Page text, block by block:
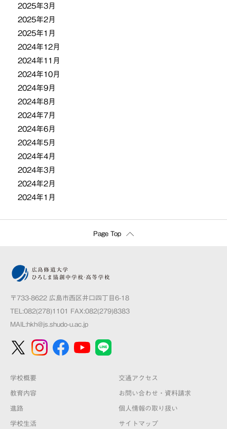
2025年3月
2025年2月
2025年1月
2024年12月
2024年11月
2024年10月
2024年9月
2024年8月
2024年7月
2024年6月
2024年5月
2024年4月
2024年3月
2024年2月
2024年1月
Page Top
〒733-8622 広島市西区井口四丁目6-18
TEL:082(278)1101 FAX:082(279)8383
MAIL:hkh@js.shudo-u.ac.jp
学校概要
教育内容
進路
学校生活
交通アクセス
お問い合わせ・資料請求
個人情報の取り扱い
サイトマップ